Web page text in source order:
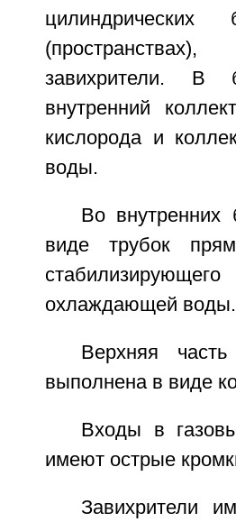
завихрители. В
внутренний
кислорода и
воды.
Во внутренних
виде трубок
охлаждающей воды.
Верхняя часть
выполнена в виде
Входы в
имеют острые
Завихрители